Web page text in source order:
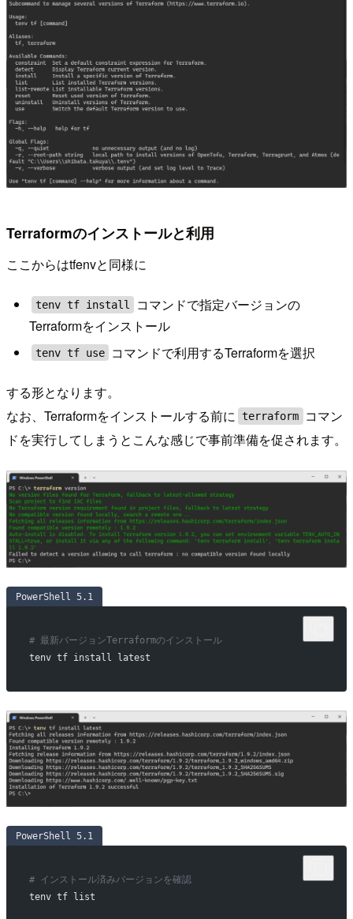
Terraformのインストールと利用
ここからはtfenvと同様に
tenv tf install
コマンドで指定バージョンの
Terraformをインストール
tenv tf use コマンドで利用するTerraformを選択
する形となります。
なお、Terraformをインストールする前に terraform
コマン
ドを実行してしまうとこんな感じで事前準備を促されます。
PowerShell 5.1
# 最新バージョンTerraformのインストール
tenv tf install latest
PowerShell 5.1
# インストール済みバージョンを確認
tenv tf list